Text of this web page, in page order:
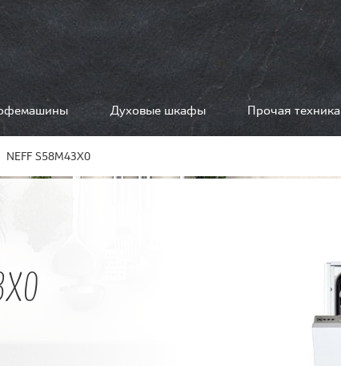
Духовые шкафы Прочая техника
NEFF S58M43X0